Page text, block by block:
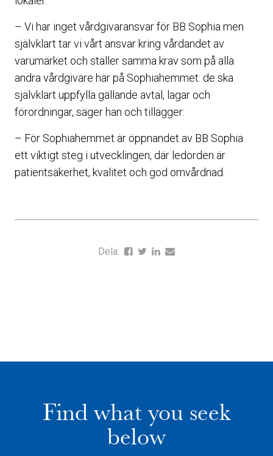
– Vi har inget vårdgivaransvar för BB Sophia men
självklart tar vi vårt ansvar kring vårdandet av
varumärket och ställer samma krav som på alla
andra vårdgivare här på Sophiahemmet: de ska
självklart uppfylla gällande avtal, lagar och
förordningar, säger han och tillägger:
– För Sophiahemmet är öppnandet av BB Sophia
ett viktigt steg i utvecklingen, där ledorden är
patientsäkerhet, kvalitet och god omvårdnad.
Dela:
Find what you seek
below